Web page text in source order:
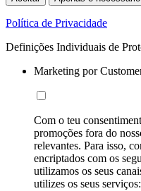
Política de Privacidade
Definições Individuais de
Marketing por
Com o teu
promoções fora do
relevantes. Para isso,
encriptados com os
utilizamos os seus
utilizes os seus serviços: